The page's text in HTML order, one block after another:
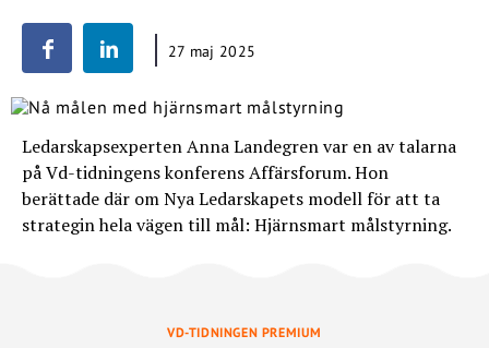
27 maj 2025
Ledarskapsexperten Anna Landegren var en av talarna
på Vd-tidningens konferens Affärsforum. Hon
berättade där om Nya Ledarskapets modell för att ta
strategin hela vägen till mål: Hjärnsmart målstyrning.
VD-TIDNINGEN PREMIUM